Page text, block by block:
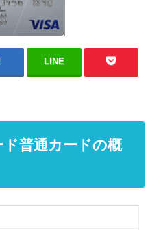
LINE
ド普通カードの概